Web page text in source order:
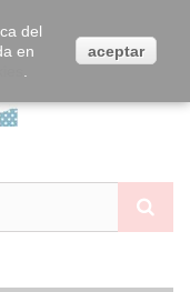
del
en
aceptar